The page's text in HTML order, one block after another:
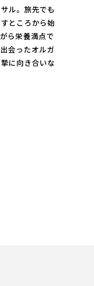
ル。旅先でも
ところから始
ら栄養満点で
会ったオルガ
に向き合いな